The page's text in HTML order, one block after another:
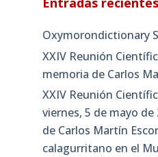
Oxymorondictionary
XXIV Reunión
memoria de Carlos
XXIV Reunión
viernes, 5 de mayo de
de Carlos Martín
calagurritano en el